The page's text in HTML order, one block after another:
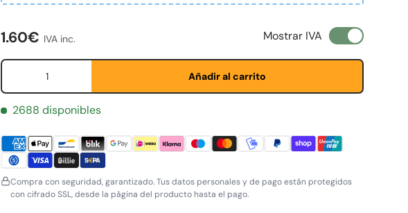
Precio normal
1.60€ IVA inc. Mostrar IVA
Cant.
Añadir al carrito
2688 disponibles
Compra con seguridad, garantizado. Tus datos personales y de pago están protegidos
con cifrado SSL, desde la página del producto hasta el pago.